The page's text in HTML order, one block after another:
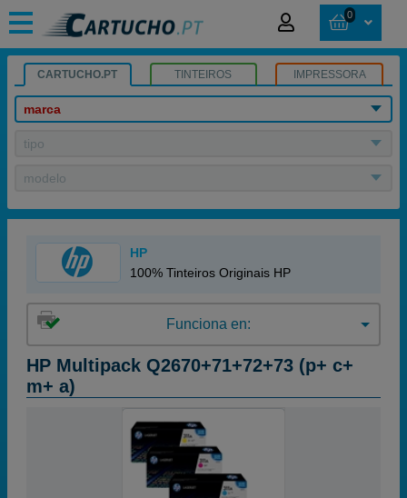
0
CARTUCHO.PT TINTEIROS IMPRESSORA
marca
tipo
modelo
HP
100% Tinteiros Originais HP
Funciona en:
HP Multipack Q2670+71+72+73 (p+ c+
m+ a)